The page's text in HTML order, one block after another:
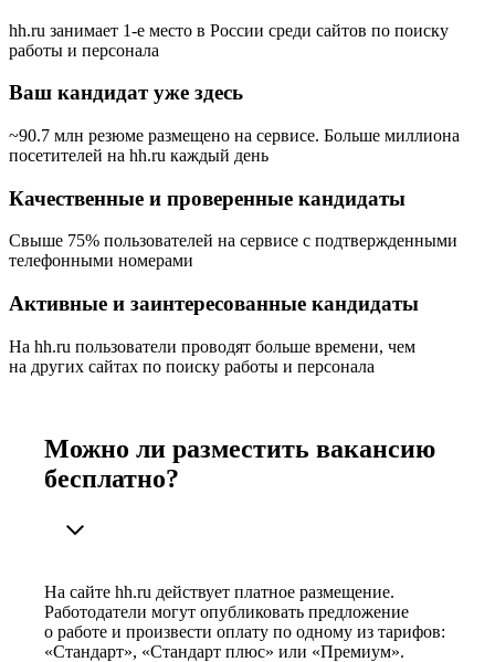
hh.ru занимает 1-е место в России среди сайтов по поиску
работы и персонала
Ваш кандидат уже здесь
~90.7 млн резюме размещено на сервисе. Больше миллиона
посетителей на hh.ru каждый день
Качественные и проверенные кандидаты
Свыше 75% пользователей на сервисе с подтвержденными
телефонными номерами
Активные и заинтересованные кандидаты
На hh.ru пользователи проводят больше времени, чем
на других сайтах по поиску работы и персонала
Можно ли разместить вакансию
бесплатно?
На сайте hh.ru действует платное размещение.
Работодатели могут опубликовать предложение
о работе и произвести оплату по одному из тарифов:
«Стандарт», «Стандарт плюс» или «Премиум».